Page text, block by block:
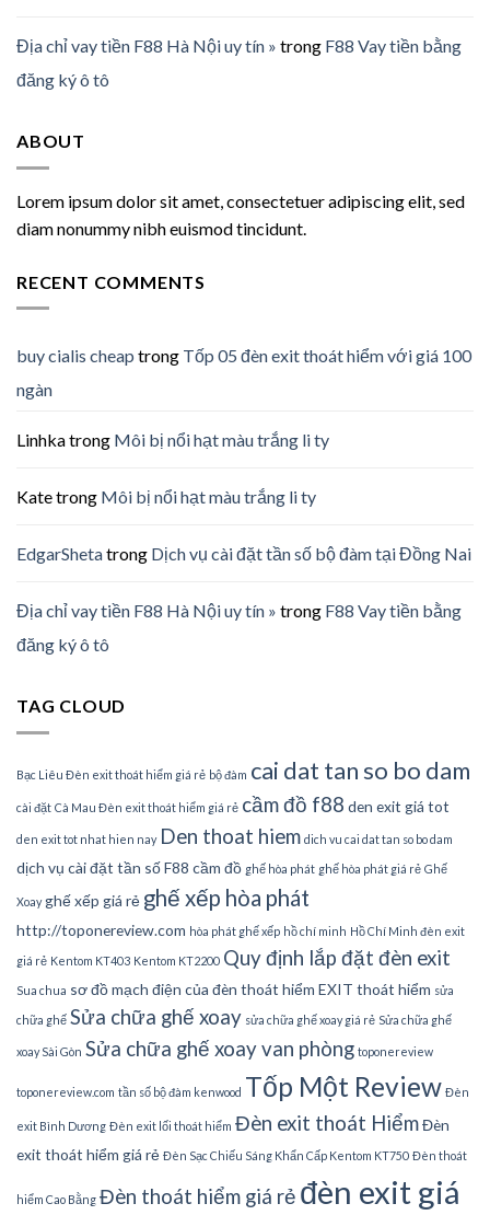
Địa chỉ vay tiền F88 Hà Nội uy tín » trong F88 Vay tiền bằng
đăng ký ô tô
ABOUT
Lorem ipsum dolor sit amet, consectetuer adipiscing elit, sed
diam nonummy nibh euismod tincidunt.
RECENT COMMENTS
buy cialis cheap trong Tốp 05 đèn exit thoát hiểm với giá 100
ngàn
Linhkatrong Môi bị nổi hạt màu trắng li ty
Katetrong Môi bị nổi hạt màu trắng li ty
EdgarShetatrong Dịch vụ cài đặt tần số bộ đàm tại Đồng Nai
Địa chỉ vay tiền F88 Hà Nội uy tín » trong F88 Vay tiền bằng
đăng ký ô tô
TAG CLOUD
Bạc Liêu Đèn exit thoát hiểm giá rẻ bộ đàm cai dat tan so bo dam
cài đặt Cà Mau Đèn exit thoát hiểm giá rẻ cầm đồ f88 den exit giá tot
den exit tot nhat hien nay Den thoat hiem dich vu cai dat tan so bo dam
dịch vụ cài đặt tần sốF88 cầm đồ ghế hòa phát ghế hòa phát giá rẻ Ghế
Xoay ghế xếp giá rẻ ghế xếp hòa phát
http://toponereview.com hòa phát ghế xếp hồ chí minh Hồ Chí Minh đèn exit
giá rẻ Kentom KT403 Kentom KT2200 Quy định lắp đặt đèn exit
Sua chua sơ đồ mạch điện của đèn thoát hiểm EXIT thoát hiểm sửa
chữa ghế Sửa chữa ghế xoay sửa chữa ghế xoay giá rẻ Sửa chữa ghế
xoay Sài Gòn Sửa chữa ghế xoay van phòng toponereview
toponereview.com tần số bộ đàm kenwood Tốp Một Review Đèn
exit Bình Dương Đèn exit lối thoát hiểm Đèn exit thoát HiểmĐèn
exit thoát hiểm giá rẻ Đèn Sạc Chiếu Sáng Khẩn Cấp Kentom KT750 Đèn thoát
hiểm Cao Bằng Đèn thoát hiểm giá rẻ đèn exit giá